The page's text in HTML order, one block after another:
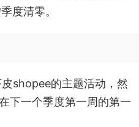
度清零。
shopee的主题活动，然
下一个季度第一周的第一